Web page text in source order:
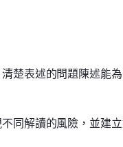
楚表述的問題陳述能
同解讀的風險，並建